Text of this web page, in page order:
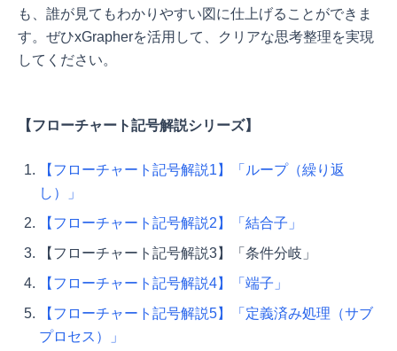
も、誰が見てもわかりやすい図に仕上げることができま
す。ぜひxGrapherを活用して、クリアな思考整理を実現
してください。
【フローチャート記号解説シリーズ】
【フローチャート記号解説1】「ループ（繰り返
し）」
【フローチャート記号解説2】「結合子」
【フローチャート記号解説3】「条件分岐」
【フローチャート記号解説4】「端子」
【フローチャート記号解説5】「定義済み処理（サブ
プロセス）」